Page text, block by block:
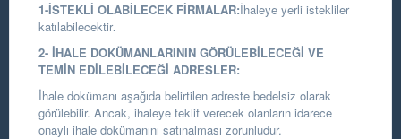
1-İSTEKLİ OLABİLECEK FİRMALAR:İhaleye yerli istekliler
katılabilecektir.
2- İHALE DOKÜMANLARININ GÖRÜLEBİLECEĞİ VE
TEMİN EDİLEBİLECEĞİ ADRESLER:
İhale dokümanı aşağıda belirtilen adreste bedelsiz olarak
görülebilir. Ancak, ihaleye teklif verecek olanların idarece
onaylı ihale dokümanını satınalması zorunludur.